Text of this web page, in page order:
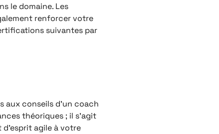
le domaine. Les
renforcer votre
suivantes par
aux conseils d’un coach
théoriques ; il s’agit
agile à votre